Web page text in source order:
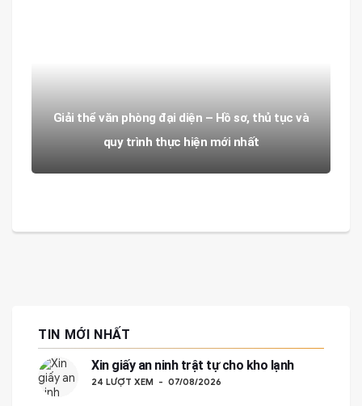
Giải thể văn phòng đại diện – Hồ sơ, thủ tục và
quy trình thực hiện mới nhất
TIN MỚI NHẤT
Xin giấy an ninh trật tự cho kho lạnh
24 LƯỢT XEM 07/08/2026